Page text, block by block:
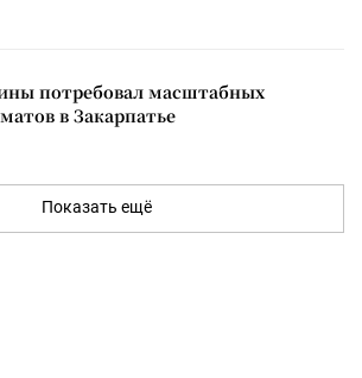
потребовал масштабных
в Закарпатье
Показать ещё